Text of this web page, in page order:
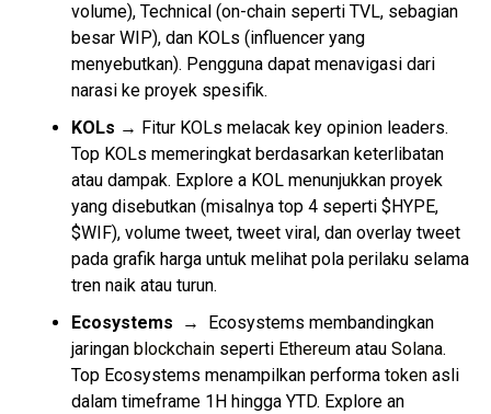
volume), Technical (on-chain seperti TVL, sebagian
besar WIP), dan KOLs (influencer yang
menyebutkan). Pengguna dapat menavigasi dari
narasi ke proyek spesifik.
KOLs → Fitur KOLs melacak key opinion leaders.
Top KOLs memeringkat berdasarkan keterlibatan
atau dampak. Explore a KOL menunjukkan proyek
yang disebutkan (misalnya top 4 seperti $HYPE,
$WIF), volume tweet, tweet viral, dan overlay tweet
pada grafik harga untuk melihat pola perilaku selama
tren naik atau turun.
Ecosystems
→ Ecosystems membandingkan
jaringan blockchain seperti Ethereum atau Solana.
Top Ecosystems menampilkan performa token asli
dalam timeframe 1H hingga YTD. Explore an